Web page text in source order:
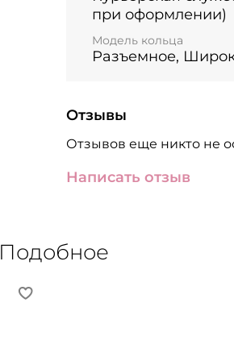
при оформлении)
Модель кольца
Разъемное,
Отзывы
Отзывов еще никто не
Написать отзыв
Подобное